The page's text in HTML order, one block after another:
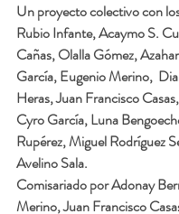
Un proyecto colectivo con
Rubio Infante, Acaymo S.
Cañas, Olalla Gómez,
García, Eugenio Merino,
Heras, Juan Francisco
Cyro García, Luna
Rupérez, Miguel Rodríguez
Avelino Sala.
Comisariado por Adonay
Merino, Juan Francisco